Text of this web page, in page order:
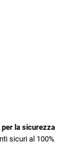
per la sicurezza
sicuri al 100%